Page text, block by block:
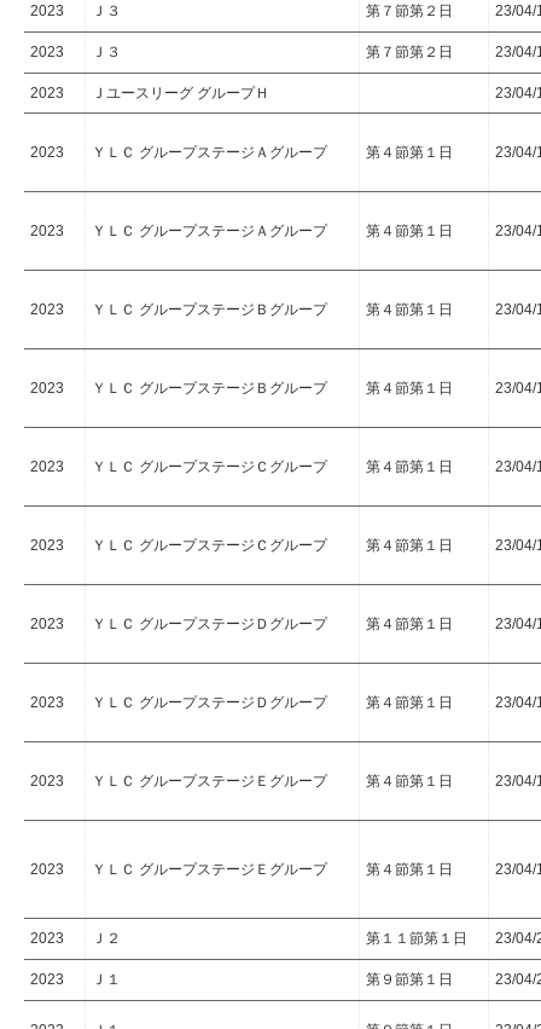
2023 Ｊ３ 第７節第２日 23/04/
2023 Ｊ３ 第７節第２日 23/04/
2023 Ｊユースリーグ グループＨ 23/04/
2023 ＹＬＣ グループステージＡグループ 第４節第１日 23/04/
2023 ＹＬＣ グループステージＡグループ 第４節第１日 23/04/
2023 ＹＬＣ グループステージＢグループ 第４節第１日 23/04/
2023 ＹＬＣ グループステージＢグループ 第４節第１日 23/04/
2023 ＹＬＣ グループステージＣグループ 第４節第１日 23/04/
2023 ＹＬＣ グループステージＣグループ 第４節第１日 23/04/
2023 ＹＬＣ グループステージＤグループ 第４節第１日 23/04/
2023 ＹＬＣ グループステージＤグループ 第４節第１日 23/04/
2023 ＹＬＣ グループステージＥグループ 第４節第１日 23/04/
2023 ＹＬＣ グループステージＥグループ 第４節第１日 23/04/
2023 Ｊ２ 第１１節第１日 23/04/
2023 Ｊ１ 第９節第１日 23/04/